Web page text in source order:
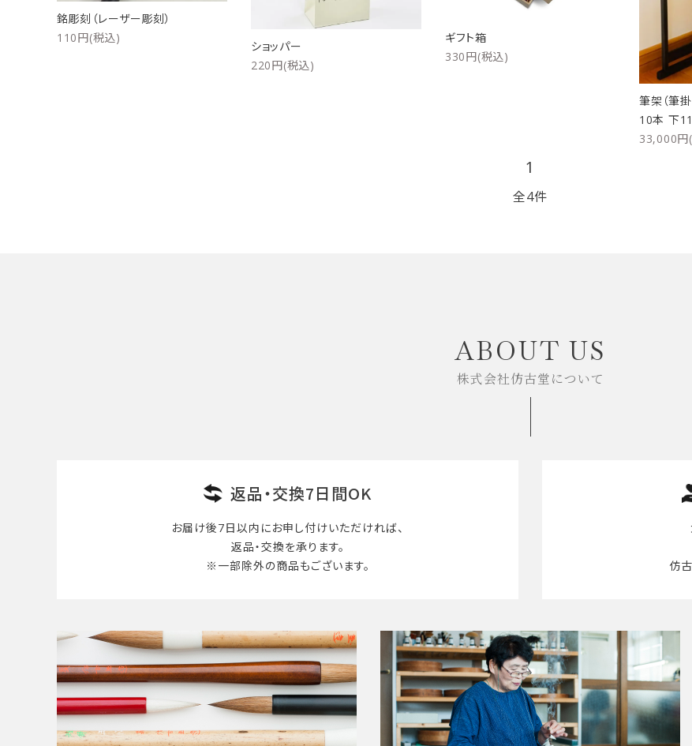
特定商取引法について
銘彫刻（レーザー彫刻）
110円(税込)
ショッパー
220円(税込)
ギフト箱
330円(税込)
筆架（筆
10本 下11
33,000円
1
全4件
ABOUT US
株式会社仿古堂について
返品・交換7日間OK
お届け後7日以内にお申し付けいただければ、
返品・交換を承ります。
※一部除外の商品もございます。
仿